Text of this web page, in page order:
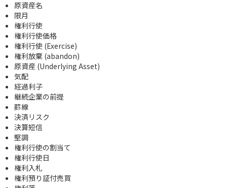
原資産名
限月
権利行使
権利行使価格
権利行使 (Exercise)
権利放棄 (abandon)
原資産 (Underlying Asset)
気配
経過利子
継続企業の前提
罫線
決済リスク
決算短信
堅調
権利行使の割当て
権利行使日
権利入札
権利預り証付売買